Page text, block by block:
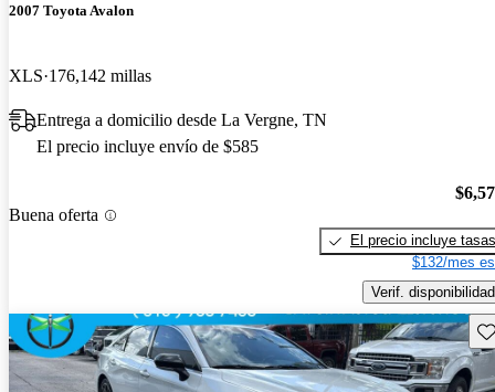
2007 Toyota Avalon
XLS 176,142 millas
Entrega a domicilio desde La Vergne, TN
El precio incluye envío de $585
Buena oferta
El precio incluye tasas
$132/mes
Verif. disponibilidad